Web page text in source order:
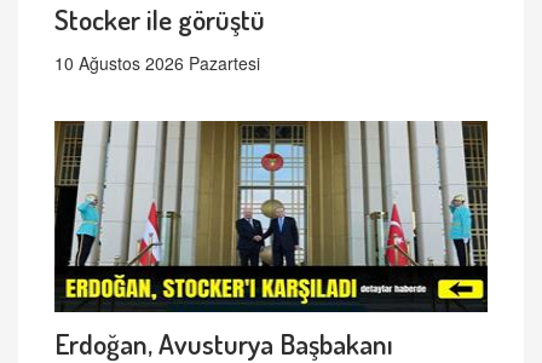
Stocker ile görüştü
10 Ağustos 2026 Pazartesi
Erdoğan, Avusturya Başbakanı